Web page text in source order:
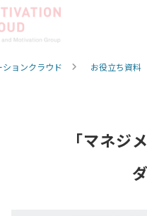
ションクラウド お役立ち資
「マネジ